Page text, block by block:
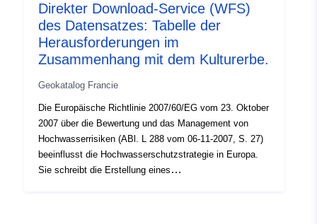
Verwirklichung werden durch das Gesetz vom 12. Juli
2010 über die nationale Verpflichtung für die Umwelt
(LENE) und das Dekret vom 2. März 2011 festgelegt. In
diesem Zusammenhang besteht das Hauptziel der
Kartierung von Hochwasserflächen und
Hochwasserrisiken für die IRR darin, zur Ausarbeitung
von Hochwasserrisikomanagementplänen beizutragen,
indem das Wissen über die Hochwasserbelastung
homogenisiert und objektiv erfasst wird. Dieser
Datensatz dient der Erstellung von Karten der
Herausforderungen in einem geeigneten Maßstab.
Direkter Download-Service (WFS)
des Datensatzes: Tabelle der
Herausforderungen im
Zusammenhang mit dem Kulturerbe.
Geokatalog Francie
Die Europäische Richtlinie 2007/60/EG vom 23. Oktober
2007 über die Bewertung und das Management von
Hochwasserrisiken (ABl. L 288 vom 06-11-2007, S. 27)
beeinflusst die Hochwasserschutzstrategie in Europa.
Sie schreibt die Erstellung eines